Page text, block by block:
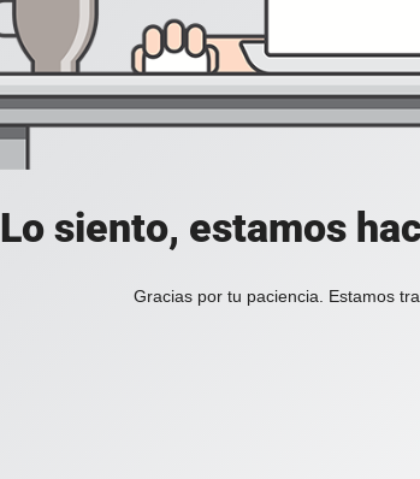
Lo siento, estamos
Gracias por tu paciencia. Estamos